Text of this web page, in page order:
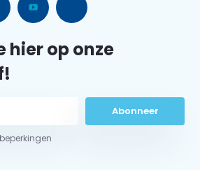
hier op onze
Abonneer